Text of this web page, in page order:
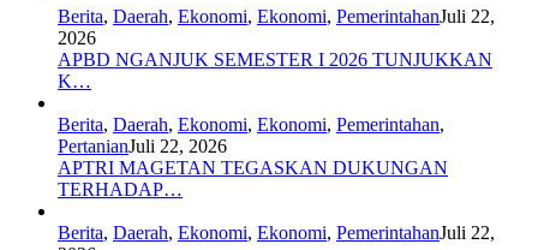
Berita, Daerah, Ekonomi, Ekonomi, PemerintahanJuli 22,
2026
APBD NGANJUK SEMESTER I 2026 TUNJUKKAN
K…
Berita, Daerah, Ekonomi, Ekonomi, Pemerintahan,
PertanianJuli 22, 2026
APTRI MAGETAN TEGASKAN DUKUNGAN
TERHADAP…
Berita, Daerah, Ekonomi, Ekonomi, PemerintahanJuli 22,